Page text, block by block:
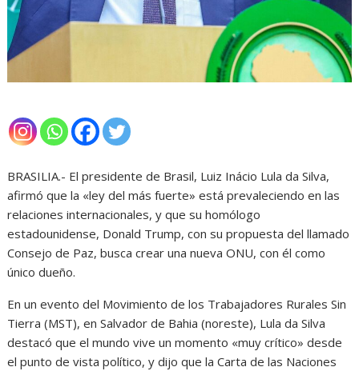
BRASILIA.- El presidente de Brasil, Luiz Inácio Lula da Silva,
afirmó que la «ley del más fuerte» está prevaleciendo en las
relaciones internacionales, y que su homólogo
estadounidense, Donald Trump, con su propuesta del llamado
Consejo de Paz, busca crear una nueva ONU, con él como
único dueño.
En un evento del Movimiento de los Trabajadores Rurales Sin
Tierra (MST), en Salvador de Bahia (noreste), Lula da Silva
destacó que el mundo vive un momento «muy crítico» desde
el punto de vista político, y dijo que la Carta de las Naciones